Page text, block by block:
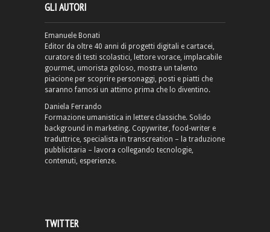
GLI AUTORI
Emanuele Bonati
Editor da oltre 40 anni di progetti digitali e cartacei,
curatore di testi scolastici, lettore vorace, implacabile
gourmet, umorista goloso, mostra un talento
piacione per scoprire personaggi, posti e piatti che
saranno famosi un attimo prima che lo diventino.
Daniela Ferrando
Formazione umanistica in lettere classiche. Solido
background in marketing. Copywriter, food-writer e
traduttrice, specialista in transcreation – la traduzione
pubblicitaria – lavora collegando tecnologie,
contenuti, esperienze.
TWITTER